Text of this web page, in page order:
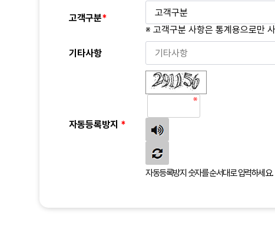
고객구분*
※ 고객구분 사항은 통계용으로만
기타사항
자동등록방지 *
자동등록방지 숫자를 순서대로 입력하세요.